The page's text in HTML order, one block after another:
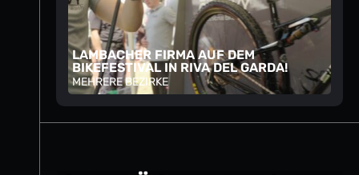
LAMBACHER FIRMA AUF DEM
BIKEFESTIVAL IN RIVA DEL GARDA!
MEHRERE BEZIRKE